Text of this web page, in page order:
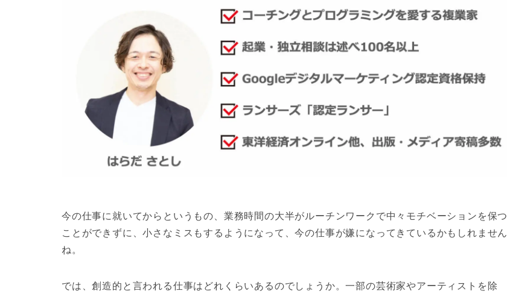
今の仕事に就いてからというもの、業務時間の大半がルーチンワークで中々モチベーションを保つ
ことができずに、小さなミスもするようになって、今の仕事が嫌になってきているかもしれません
ね。
では、創造的と言われる仕事はどれくらいあるのでしょうか。一部の芸術家やアーティストを除